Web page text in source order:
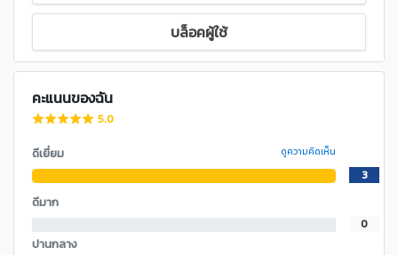
บล็อคผู้ใช้
คะแนนของฉัน
5.0
ดีเยี่ยม ดูความคิดเห็น
3
ดีมาก
0
ปานกลาง